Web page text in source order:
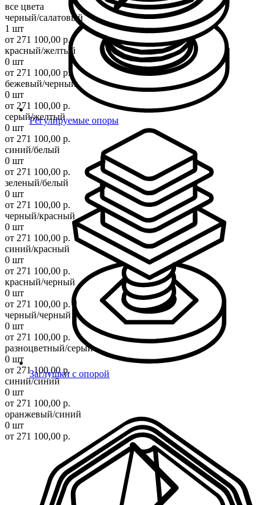
Регулируемые опоры
Заглушки с опорой
все цвета
черный/салатовый
1 шт
от 271 100,00 р.
красный/желтый
0 шт
от 271 100,00 р.
бежевый/черный
0 шт
от 271 100,00 р.
серый/желтый
0 шт
от 271 100,00 р.
синий/белый
0 шт
от 271 100,00 р.
зеленый/белый
0 шт
от 271 100,00 р.
черный/красный
0 шт
от 271 100,00 р.
синий/красный
0 шт
от 271 100,00 р.
красный/черный
0 шт
от 271 100,00 р.
черный/черный
0 шт
от 271 100,00 р.
разноцветный/серый
0 шт
от 271 100,00 р.
синий/синий
0 шт
от 271 100,00 р.
оранжевый/синий
0 шт
от 271 100,00 р.